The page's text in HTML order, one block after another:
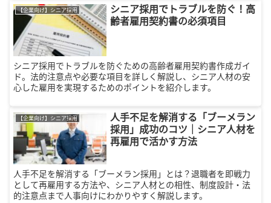
【企業向け】シニア採用
シニア採用でトラブルを防ぐ！高
齢者雇用契約書の必須項目
シニア採用でトラブルを防ぐための高齢者雇用契約書作成ガイ
ド。法的注意点や必要な項目を詳しく解説し、シニア人材の安
心した雇用を実現するためのポイントを紹介します。
【企業向け】シニア採用
人手不足を解消する「ブーメラン
採用」成功のコツ｜シニア人材を
再雇用で活かす方法
人手不足を解消する「ブーメラン採用」とは？退職者を即戦力
として再雇用する方法や、シニア人材との相性、制度設計・法
的注意点まで人事向けにわかりやすく解説します。